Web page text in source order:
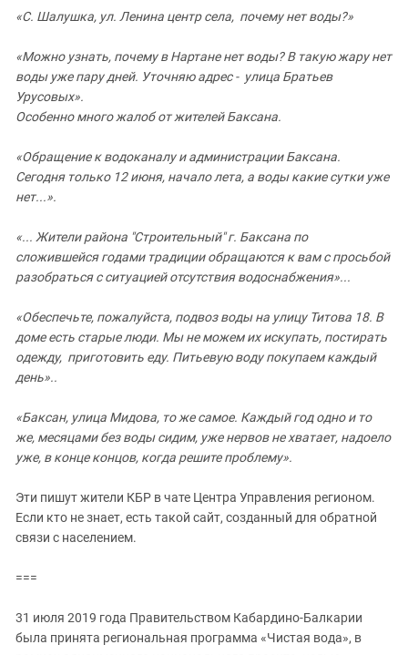
«С. Шалушка, ул. Ленина центр села, почему нет воды?»
«Можно узнать, почему в Нартане нет воды? В такую жару нет
воды уже пару дней. Уточняю адрес - улица Братьев
Урусовых».
Особенно много жалоб от жителей Баксана.
«Обращение к водоканалу и администрации Баксана.
Сегодня только 12 июня, начало лета, а воды какие сутки уже
нет...».
«... Жители района "Строительный" г. Баксана по
сложившейся годами традиции обращаются к вам с просьбой
разобраться с ситуацией отсутствия водоснабжения»...
«Обеспечьте, пожалуйста, подвоз воды на улицу Титова 18. В
доме есть старые люди. Мы не можем их искупать, постирать
одежду, приготовить еду. Питьевую воду покупаем каждый
день»..
«Баксан, улица Мидова, то же самое. Каждый год одно и то
же, месяцами без воды сидим, уже нервов не хватает, надоело
уже, в конце концов, когда решите проблему».
Эти пишут жители КБР в чате Центра Управления регионом.
Если кто не знает, есть такой сайт, созданный для обратной
связи с населением.
===
31 июля 2019 года Правительством Кабардино-Балкарии
была принята региональная программа «Чистая вода», в